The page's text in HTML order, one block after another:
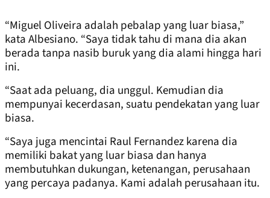
“Miguel Oliveira adalah pebalap yang luar biasa,”
kata Albesiano. “Saya tidak tahu di mana dia akan
berada tanpa nasib buruk yang dia alami hingga hari
ini.
“Saat ada peluang, dia unggul. Kemudian dia
mempunyai kecerdasan, suatu pendekatan yang luar
biasa.
“Saya juga mencintai Raul Fernandez karena dia
memiliki bakat yang luar biasa dan hanya
membutuhkan dukungan, ketenangan, perusahaan
yang percaya padanya. Kami adalah perusahaan itu.